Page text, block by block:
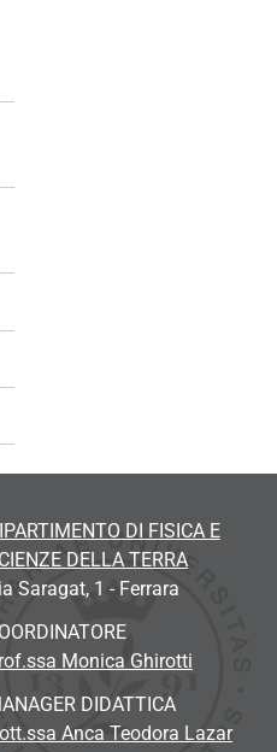
DI FISICA E
DELLA TERRA
Saragat, 1 - Ferrara
Monica Ghirotti
DIDATTICA
Anca Teodora Lazar